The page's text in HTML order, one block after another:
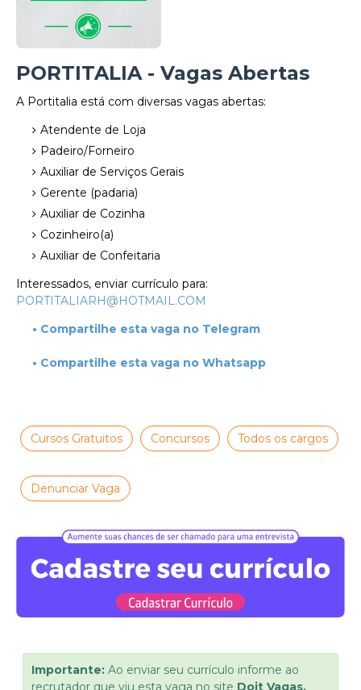
PORTITALIA - Vagas Abertas
A Portitalia está com diversas vagas abertas:
Atendente de Loja
Padeiro/Forneiro
Auxiliar de Serviços Gerais
Gerente (padaria)
Auxiliar de Cozinha
Cozinheiro(a)
Auxiliar de Confeitaria
Interessados, enviar currículo para:
PORTITALIARH@HOTMAIL.COM
• Compartilhe esta vaga no Telegram
• Compartilhe esta vaga no Whatsapp
Cursos Gratuitos Concursos Todos os cargos
Denunciar Vaga
Importante: Ao enviar seu currículo informe ao
recrutador que viu esta vaga no site Doit Vagas.